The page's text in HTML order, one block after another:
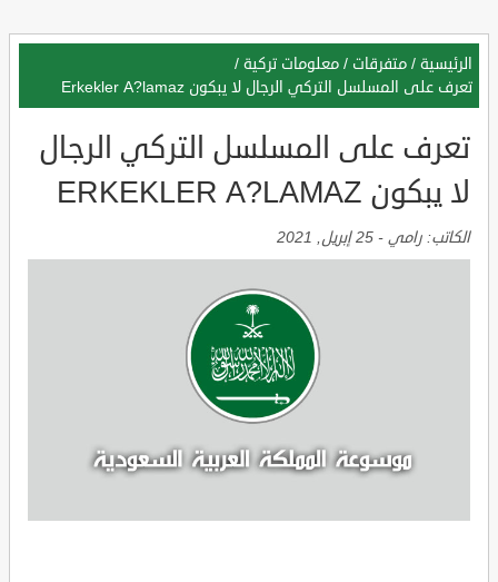
الرئيسية / متفرقات / معلومات تركية /
تعرف على المسلسل التركي الرجال لا يبكون Erkekler A?lamaz
تعرف على المسلسل التركي الرجال
لا يبكون ERKEKLER A?LAMAZ
الكاتب: رامي - 25 إبريل, 2021